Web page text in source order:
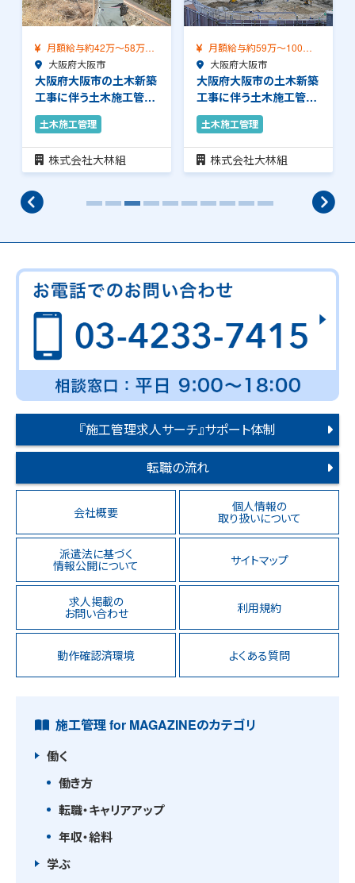
月額給与約59万～100万
（前職給与保証…
大阪府大阪市
大阪府大阪市の土木新築
工事に伴う土木施工管理
のお仕事です。安…
土木施工管理
株式会社大林組
月額給与約34万～41万
（前職給与保証）…
大阪府大阪市
大阪府大阪市の土木新築
工事に伴う土木施工管理
のお仕事です。安…
土木施工管理
株式会社大林組
『施工管理求人サーチ』サポート体制
転職の流れ
会社概要 個人情報の
取り扱いについて
派遣法に基づく
情報公開について サイトマップ
求人掲載の
お問い合わせ 利用規約
動作確認済環境 よくある質問
施工管理 for MAGAZINEのカテゴリ
働く
働き方
転職・キャリアアップ
年収・給料
学ぶ